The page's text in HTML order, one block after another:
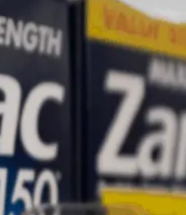
د
إ
ل
ك
ت
ر
ي
ا